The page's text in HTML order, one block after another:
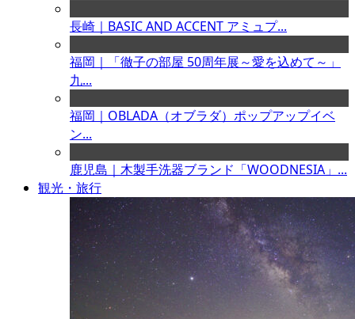
長崎｜BASIC AND ACCENT アミュプ...
福岡｜「徹子の部屋 50周年展～愛を込めて～」
九...
福岡｜OBLADA（オブラダ）ポップアップイベ
ン...
鹿児島｜木製手洗器ブランド「WOODNESIA」...
観光・旅行